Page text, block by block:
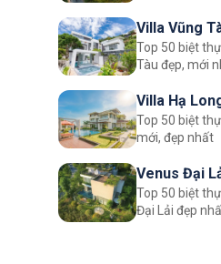
Villa Vũng
Top 50 biệt
Tàu đẹp, mới
Villa Hạ
Top 50 biệt
mới, đẹp nhất
Venus Đại
Top 50 biệt
Đại Lải đẹp